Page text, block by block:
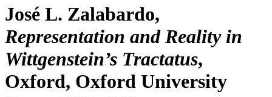
José L. Zalabardo,
Representation and Reality in
Wittgenstein’s Tractatus,
Oxford, Oxford University